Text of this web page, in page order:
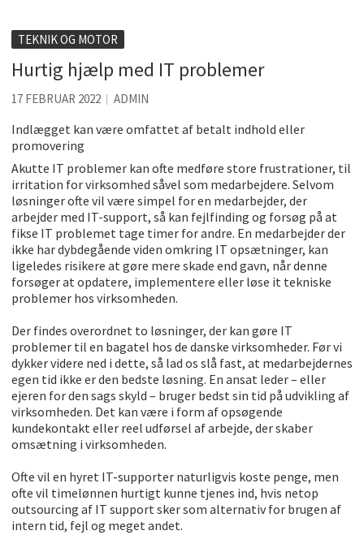
Accuro SAP konsulenter
Kølig hvidvin på en varm sommerdag
Få baren hjem til dig
Det er blevet nemmere at spise sund mad ude
De fem bedste brunchsteder på Sjælland
Sjove oplevelsesmuligheder i København
TEKNIK OG MOTOR
Hurtig hjælp med IT problemer
17 FEBRUAR 2022 ADMIN
Indlægget kan være omfattet af betalt indhold eller
promovering
Akutte IT problemer kan ofte medføre store frustrationer, til
irritation for virksomhed såvel som medarbejdere. Selvom
løsninger ofte vil være simpel for en medarbejder, der
arbejder med IT-support, så kan fejlfinding og forsøg på at
fikse IT problemet tage timer for andre. En medarbejder der
ikke har dybdegående viden omkring IT opsætninger, kan
ligeledes risikere at gøre mere skade end gavn, når denne
forsøger at opdatere, implementere eller løse it tekniske
problemer hos virksomheden.
Der findes overordnet to løsninger, der kan gøre IT
problemer til en bagatel hos de danske virksomheder. Før vi
dykker videre ned i dette, så lad os slå fast, at medarbejdernes
egen tid ikke er den bedste løsning. En ansat leder – eller
ejeren for den sags skyld – bruger bedst sin tid på udvikling af
virksomheden. Det kan være i form af opsøgende
kundekontakt eller reel udførsel af arbejde, der skaber
omsætning i virksomheden.
Ofte vil en hyret IT-supporter naturligvis koste penge, men
ofte vil timelønnen hurtigt kunne tjenes ind, hvis netop
outsourcing af IT support sker som alternativ for brugen af
intern tid, fejl og meget andet.